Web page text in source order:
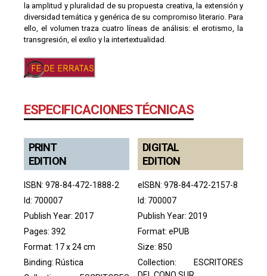
la amplitud y pluralidad de su propuesta creativa, la extensión y
diversidad temática y genérica de su compromiso literario. Para
ello, el volumen traza cuatro líneas de análisis: el erotismo, la
transgresión, el exilio y la intertextualidad.
ESPECIFICACIONES TÉCNICAS
PRINT
EDITION
ISBN: 978-84-472-1888-2
Id: 700007
Publish Year: 2017
Pages: 392
Format: 17 x 24 cm
Binding: Rústica
DIGITAL
EDITION
eISBN: 978-84-472-2157-8
Id: 700007
Publish Year: 2019
Format: ePUB
Size: 850
Collection:
ESCRITORES